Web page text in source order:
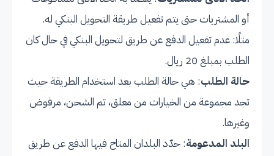
أو المشتريات حتى يتم تفعيل طريقة التحويل البنكي له.
مثلًا: عدم تفعيل الدفع عن طريق لتحويل البنكي في حال كان
الطلب بمبلغ 20 ريال.
حالة الطلب: هي حالة الطلب بعد استخدام الطريقة حيث
تجد مجموعة من الخيارات من معلق، تم الشحن، مرفوض
وغيرها.
البلد المدعومة: حدّد البلدان المتاح فيها الدفع عن طريق